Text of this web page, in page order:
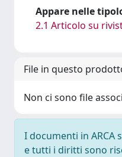
Appare nelle
2.1 Articolo su
File in questo
Non ci sono file
I documenti in
e tutti i diritti sono